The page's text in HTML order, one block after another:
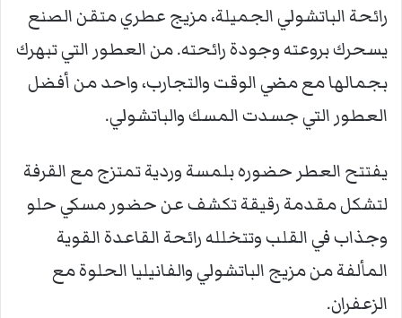
رائحة الباتشولي الجميلة، مزيج عطري متقن الصنع
يسحرك بروعته وجودة رائحته. من العطور التي تبهرك
بجمالها مع مضي الوقت والتجارب، واحد من أفضل
العطور التي جسدت المسك والباتشولي.
يفتتح العطر حضوره بلمسة وردية تمتزج مع القرفة
لتشكل مقدمة رقيقة تكشف عن حضور مسكي حلو
وجذاب في القلب وتتخلله رائحة القاعدة القوية
المألفة من مزيج الباتشولي والفانيليا الحلوة مع
الزعفران.